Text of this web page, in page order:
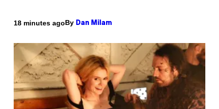
18 minutes agoBy Dan Milam